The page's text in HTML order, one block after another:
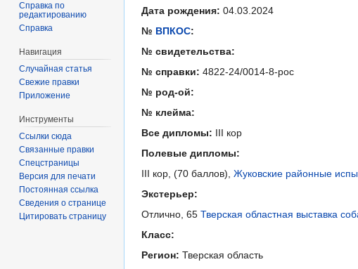
Дата рождения: 04.03.2024
№ ВПКОС:
№ свидетельства:
№ справки: 4822-24/0014-8-рос
№ род-ой:
№ клейма:
Все дипломы: III кор
Полевые дипломы:
III кор, (70 баллов), Жуковские районные
Экстерьер:
Отлично, 65 Тверская областная выставка
Класс:
Регион: Тверская область
Справка по
редактированию
Справка
Навигация
Случайная статья
Свежие правки
Приложение
Инструменты
Ссылки сюда
Связанные правки
Спецстраницы
Версия для печати
Постоянная ссылка
Сведения о странице
Цитировать страницу